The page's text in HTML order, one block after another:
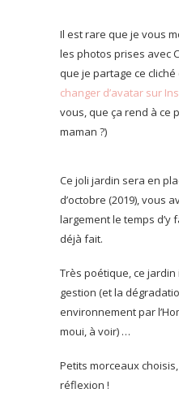
Il est rare que je vous
les photos prises avec
que je partage ce
changer d’avatar sur
vous, que ça rend à ce
maman ?)
Ce joli jardin sera en
d’octobre (2019), vous
largement le temps d’y
déjà fait.
Très poétique, ce
gestion (et la
environnement par
moui, à voir) …
Petits morceaux
réflexion !